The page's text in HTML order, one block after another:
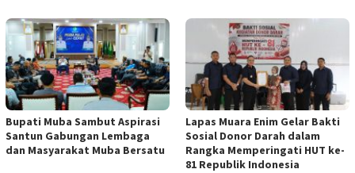
Bupati Muba Sambut Aspirasi
Santun Gabungan Lembaga
dan Masyarakat Muba Bersatu
Lapas Muara Enim Gelar Bakti
Sosial Donor Darah dalam
Rangka Memperingati HUT ke-
81 Republik Indonesia